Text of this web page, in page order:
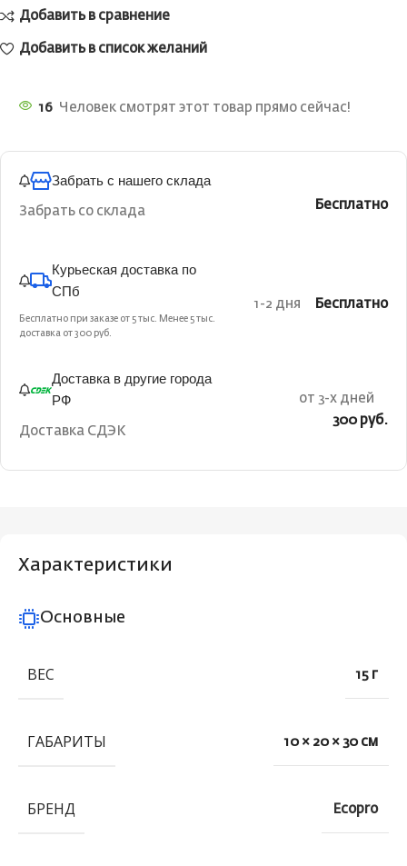
Добавить в сравнение
Добавить в список желаний
16 Человек смотрят этот товар прямо сейчас!
Забрать с нашего склада
Забрать со склада Бесплатно
Курьеская доставка по
СПб
Бесплатно при заказе от 5 тыс. Менее 5 тыс.
доставка от 300 руб.
1-2 дня Бесплатно
Доставка в другие города
РФ
Доставка СДЭК
от 3-х дней
300 руб.
Характеристики
Основные
ВЕС 15 г
ГАБАРИТЫ 10 × 20 × 30 см
БРЕНД Ecopro